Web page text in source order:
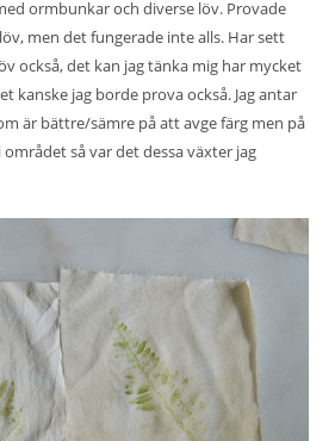
ormbunkar och diverse löv. Provade
men det fungerade inte alls. Har sett
också, det kan jag tänka mig har mycket
kanske jag borde prova också. Jag antar
är bättre/sämre på att avge färg men på
så var det dessa växter jag